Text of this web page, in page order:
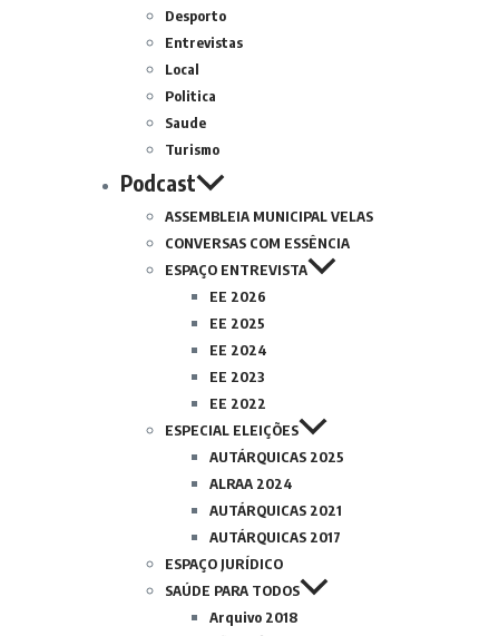
Desporto
Entrevistas
Local
Politica
Saude
Turismo
Podcast
ASSEMBLEIA MUNICIPAL VELAS
CONVERSAS COM ESSÊNCIA
ESPAÇO ENTREVISTA
EE 2026
EE 2025
EE 2024
EE 2023
EE 2022
ESPECIAL ELEIÇÕES
AUTÁRQUICAS 2025
ALRAA 2024
AUTÁRQUICAS 2021
AUTÁRQUICAS 2017
ESPAÇO JURÍDICO
SAÚDE PARA TODOS
Arquivo 2018